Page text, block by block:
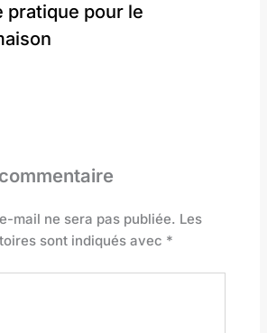
pratique pour le
mail ne sera pas publiée. Les
sont indiqués avec *